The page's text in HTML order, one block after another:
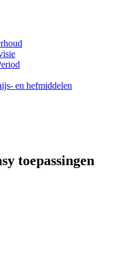
en hefmiddelen
toepassingen